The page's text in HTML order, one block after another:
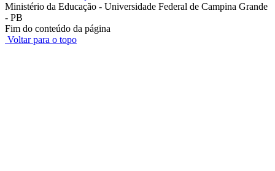
Ministério da Educação - Universidade Federal de Campina Grande
- PB
Fim do conteúdo da página
Voltar para o topo